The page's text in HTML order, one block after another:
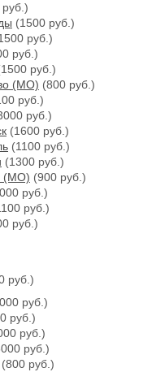
(1500 руб.)
руб.)
руб.)
руб.)
(МО) (800 руб.)
руб.)
руб.)
(1600 руб.)
(1100 руб.)
(1300 руб.)
(МО) (900 руб.)
руб.)
руб.)
руб.)
руб.)
руб.)
руб.)
руб.)
руб.)
(800 руб.)